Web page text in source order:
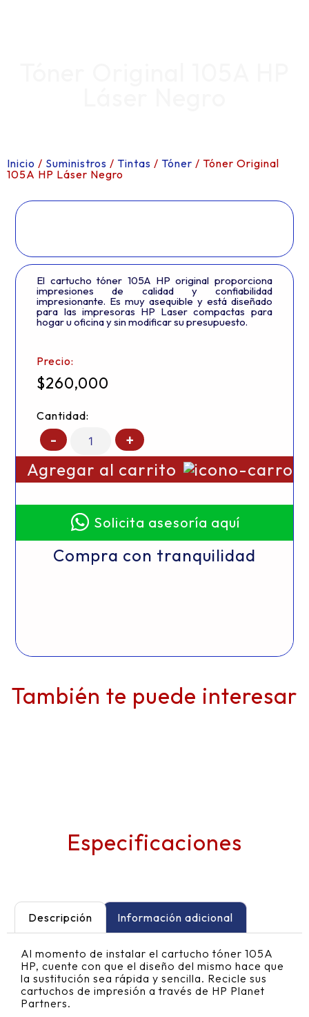
Inicio / Suministros / Tintas / Tóner / Tóner Original
105A HP Láser Negro
El cartucho tóner 105A HP original proporciona
impresiones de calidad y confiabilidad
impresionante. Es muy asequible y está diseñado
para las impresoras HP Laser compactas para
hogar u oficina y sin modificar su presupuesto.
Precio:
$260,000
Cantidad:
- +
Agregar al carrito
Solicita asesoría aquí
Compra con tranquilidad
También te puede interesar
Especificaciones
Descripción Información adicional
Al momento de instalar el cartucho tóner 105A
HP, cuente con que el diseño del mismo hace que
la sustitución sea rápida y sencilla. Recicle sus
cartuchos de impresión a través de HP Planet
Partners.